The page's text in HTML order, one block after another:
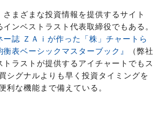
まざまな投資情報を提供するサイト
インベストラスト代表取締役でもある。
ー誌 ＺＡｉが作った「株」チャートら
衡表ベーシックマスターブック』
（弊社
ラストが提供するアイチャートでもス
シグナルよりも早く投資タイミングを
利な機能まで備えている。